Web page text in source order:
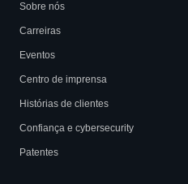
Sobre nós
Carreiras
Eventos
Centro de imprensa
Histórias de clientes
Confiança e cybersecurity
Patentes